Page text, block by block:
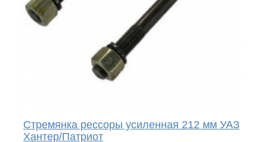
Стремянка рессоры усиленная 212 мм УАЗ
Хантер/Патриот